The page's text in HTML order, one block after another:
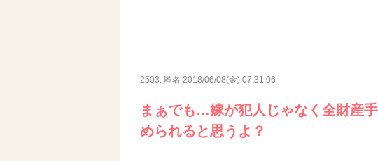
2503. 匿名 2018/06/08(金) 07:31:06
まぁでも…嫁が犯人じゃなく全財産
められると思うよ？